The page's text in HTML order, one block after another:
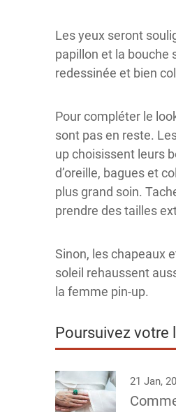
Les yeux seront
papillon et la bouche
redessinée et bien
Pour compléter le
sont pas en reste.
up choisissent leurs
d’oreille, bagues et
plus grand soin.
prendre des tailles
Sinon, les chapeaux
soleil rehaussent
la femme pin-up.
Poursuivez votre
21 Jan,